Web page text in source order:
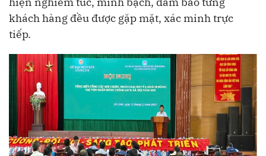
khách hàng đều được gặp mặt, xác minh trực
tiếp.